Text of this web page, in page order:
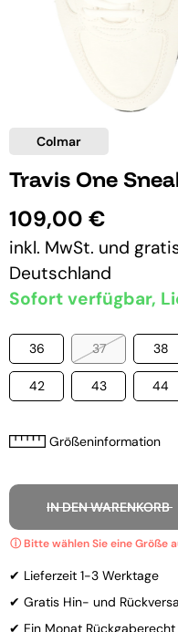
Colmar
Travis One
109,00 €
inkl. MwSt. und
Deutschland
Sofort verfügbar,
36 37 38
42 43 44
Größeninformation
IN DEN WARENKORB
✔ Lieferzeit 1-3 Werktage
✔ Gratis Hin- und
✔ Ein Monat Rückgaberecht